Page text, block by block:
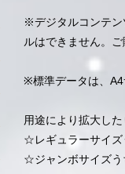
※デジタルコンテン
ルはできません。
※標準データは、A4
用途により拡大し
☆レギュラーサイズ
☆ジャンボサイズう